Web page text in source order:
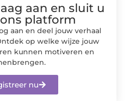
aan en sluit u
platform
aan en deel jouw verhaal
op welke wijze jouw
kunnen motiveren en
nu